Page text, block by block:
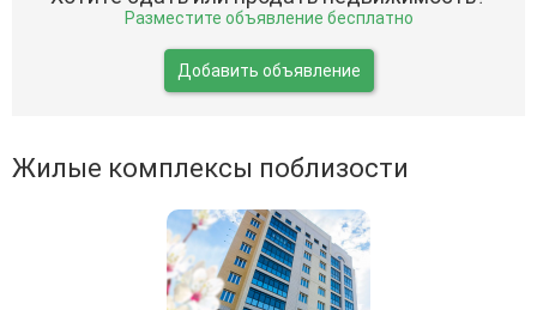
Разместите объявление бесплатно
Добавить объявление
Жилые комплексы поблизости